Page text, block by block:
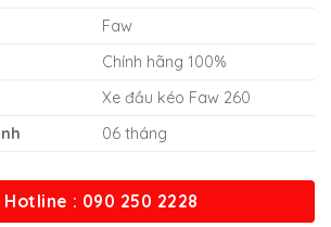
Faw
Chính hãng 100%
Xe đầu kéo Faw 260
06 tháng
Hotline : 090 250 2228